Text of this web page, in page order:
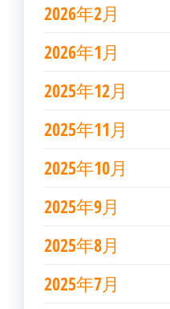
2026年2月
2026年1月
2025年12月
2025年11月
2025年10月
2025年9月
2025年8月
2025年7月